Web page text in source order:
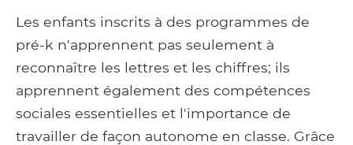
Les enfants inscrits à des programmes de
pré-k n'apprennent pas seulement à
reconnaître les lettres et les chiffres; ils
apprennent également des compétences
sociales essentielles et l'importance de
travailler de façon autonome en classe. Grâce